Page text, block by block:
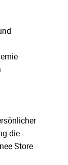
die
Store